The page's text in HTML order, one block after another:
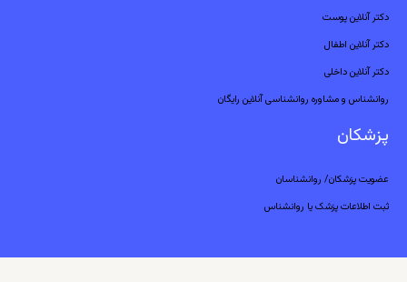
دکتر آنلاین پوست
دکتر آنلاین اطفال
دکتر آنلاین داخلی
روانشناس و مشاوره روانشناسی آنلاین رایگان
پزشکان
عضویت پزشکان/ روانشناسان
ثبت اطلاعات پزشک یا روانشناس